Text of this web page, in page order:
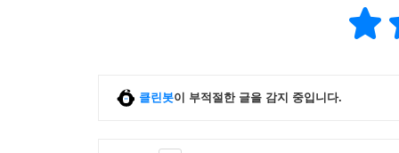
클린봇이 부적절한 글을 감지 중입니다.